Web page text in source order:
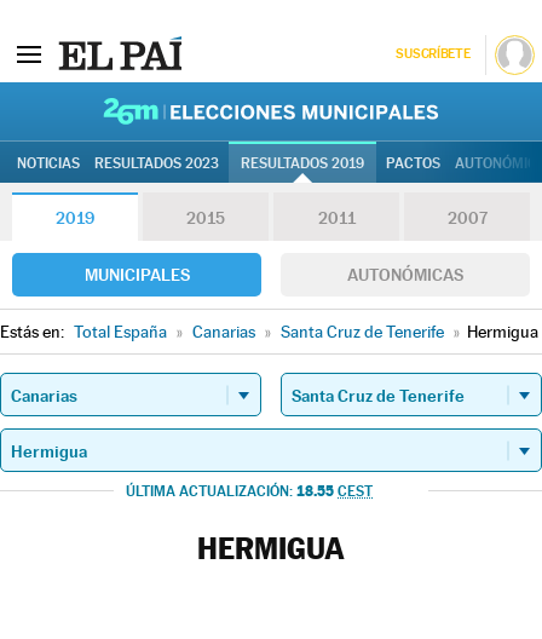
SUSCRÍBETE
NOTICIAS RESULTADOS 2023 RESULTADOS 2019 PACTOS
2019 2015 2011 2007
MUNICIPALES AUTONÓMICAS
Estás en: Total España » Canarias » Santa Cruz de Tenerife » Hermigua
ÚLTIMA ACTUALIZACIÓN: 18.55 CEST
HERMIGUA